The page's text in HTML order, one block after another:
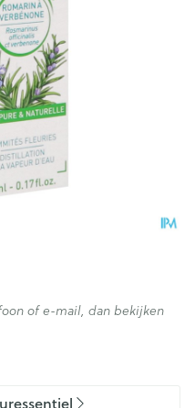
of e-mail, dan bekijken